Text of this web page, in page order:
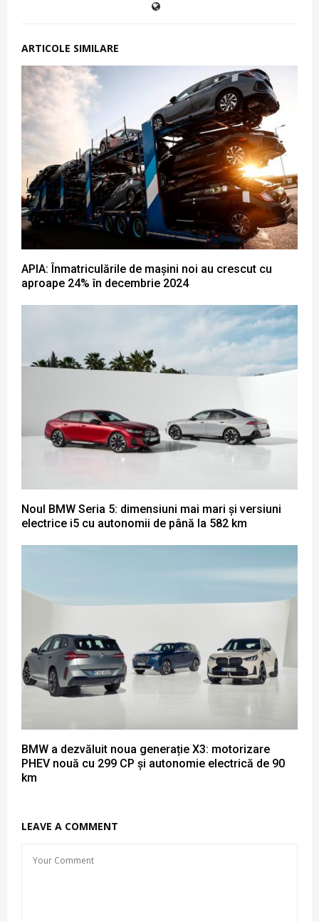
ARTICOLE SIMILARE
APIA: Înmatriculările de mașini noi au crescut cu
aproape 24% în decembrie 2024
Noul BMW Seria 5: dimensiuni mai mari și versiuni
electrice i5 cu autonomii de până la 582 km
BMW a dezvăluit noua generație X3: motorizare
PHEV nouă cu 299 CP și autonomie electrică de 90
km
LEAVE A COMMENT